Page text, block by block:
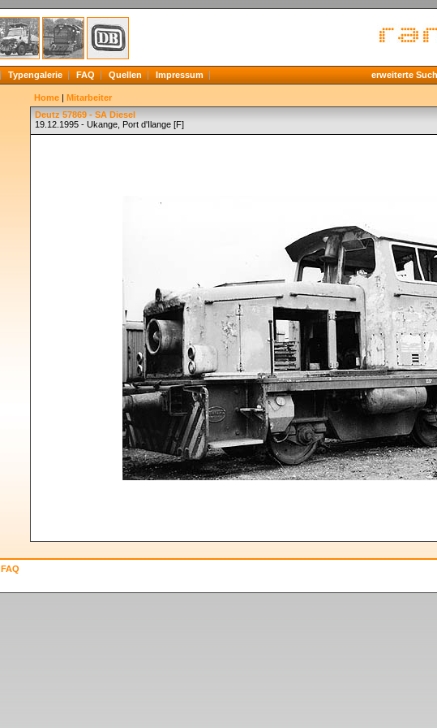
Typengalerie FAQ Quellen Impressum erweiterte
Home | Mitarbeiter
Deutz 57869 - SA Diesel
19.12.1995 - Ukange, Port d'Ilange [F]
FAQ